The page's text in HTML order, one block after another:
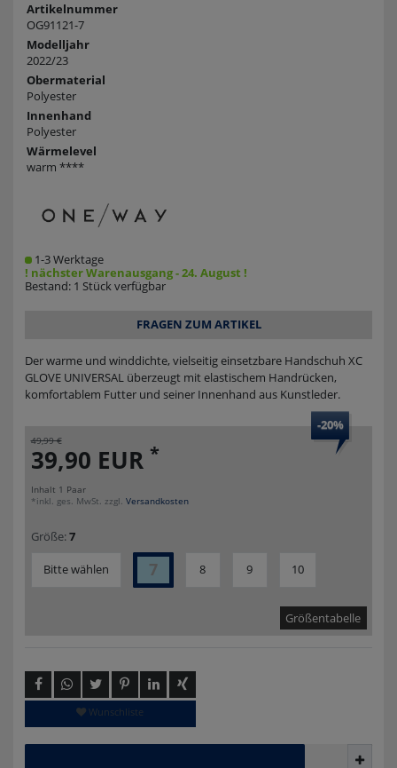
Artikelnummer
OG91121-7
Modelljahr
2022/23
Obermaterial
Polyester
Innenhand
Polyester
Wärmelevel
warm ****
1-3 Werktage
! nächster Warenausgang - 24. August !
Bestand: 1 Stück verfügbar
FRAGEN ZUM ARTIKEL
Der warme und winddichte, vielseitig einsetzbare Handschuh XC
GLOVE UNIVERSAL überzeugt mit elastischem Handrücken,
komfortablem Futter und seiner Innenhand aus Kunstleder.
-20%
49,99 €
39,90 EUR *
Inhalt 1 Paar
*inkl. ges. MwSt. zzgl. Versandkosten
Größe:7
Bitte wählen 7 8 9 10
Größentabelle
Wunschliste